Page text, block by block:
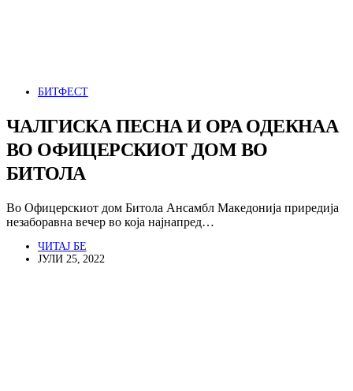
БИТФЕСТ
ЧАЛГИСКА ПЕСНА И ОРА ОДЕКНАА
ВО ОФИЦЕРСКИОТ ДОМ ВО
БИТОЛА
Во Офицерскиот дом Битола Ансамбл Македонија приредија
незаборавна вечер во која најнапред…
ЧИТАЈ БЕ
ЈУЛИ 25, 2022